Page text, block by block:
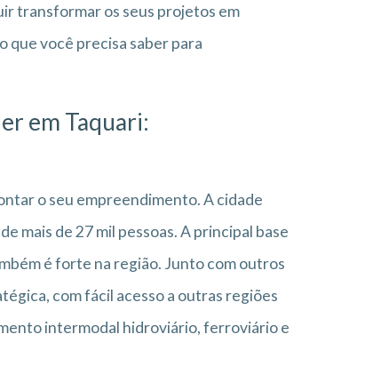
transformar os seus projetos em
você precisa saber para
em Taquari:
o seu empreendimento. A cidade
mais de 27 mil pessoas. A principal base
é forte na região. Junto com outros
com fácil acesso a outras regiões
intermodal hidroviário, ferroviário e